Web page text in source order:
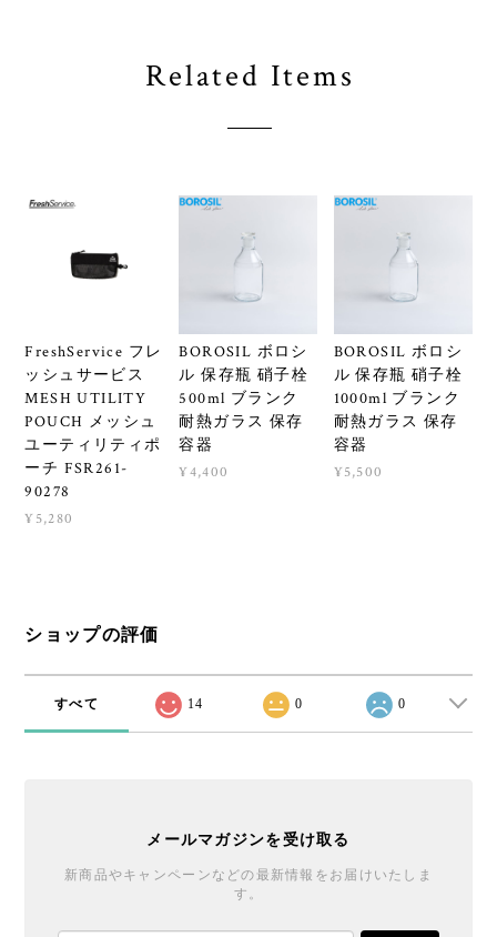
Related Items
FreshService フレ
ッシュサービス
MESH UTILITY
POUCH メッシュ
ユーティリティポ
ーチ FSR261-
90278
¥5,280
BOROSIL ボロシ
ル 保存瓶 硝子栓
500ml ブランク
耐熱ガラス 保存
容器
¥4,400
BOROSIL ボロシ
ル 保存瓶 硝子栓
1000ml ブランク
耐熱ガラス 保存
容器
¥5,500
ショップの評価
すべて 14 0 0
メールマガジンを受け取る
新商品やキャンペーンなどの最新情報をお届けいたしま
す。